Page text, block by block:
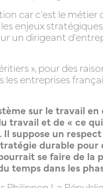
car c’est le métier
enjeux
dirigeant
», pour des
entreprises
sur le travail en
travail et de « ce
suppose un
durable
se faire de la
temps dans les